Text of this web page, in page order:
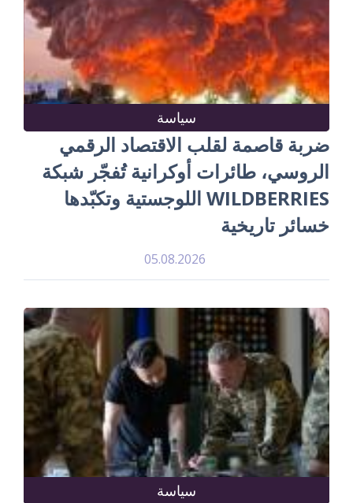
سياسة
ضربة قاصمة لقلب الاقتصاد الرقمي
الروسي، طائرات أوكرانية تُفجّر شبكة
WILDBERRIES اللوجستية وتكبّدها
خسائر تاريخية
05.08.2026
سياسة